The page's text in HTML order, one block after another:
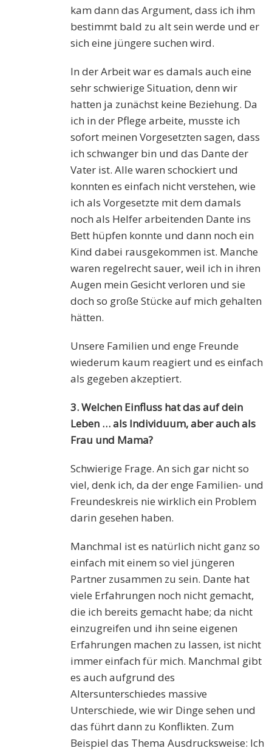
kam dann das Argument, dass ich ihm
bestimmt bald zu alt sein werde und er
sich eine jüngere suchen wird.
In der Arbeit war es damals auch eine
sehr schwierige Situation, denn wir
hatten ja zunächst keine Beziehung. Da
ich in der Pflege arbeite, musste ich
sofort meinen Vorgesetzten sagen, dass
ich schwanger bin und das Dante der
Vater ist. Alle waren schockiert und
konnten es einfach nicht verstehen, wie
ich als Vorgesetzte mit dem damals
noch als Helfer arbeitenden Dante ins
Bett hüpfen konnte und dann noch ein
Kind dabei rausgekommen ist. Manche
waren regelrecht sauer, weil ich in ihren
Augen mein Gesicht verloren und sie
doch so große Stücke auf mich gehalten
hätten.
Unsere Familien und enge Freunde
wiederum kaum reagiert und es einfach
als gegeben akzeptiert.
3. Welchen Einfluss hat das auf dein
Leben … als Individuum, aber auch als
Frau und Mama?
Schwierige Frage. An sich gar nicht so
viel, denk ich, da der enge Familien- und
Freundeskreis nie wirklich ein Problem
darin gesehen haben.
Manchmal ist es natürlich nicht ganz so
einfach mit einem so viel jüngeren
Partner zusammen zu sein. Dante hat
viele Erfahrungen noch nicht gemacht,
die ich bereits gemacht habe; da nicht
einzugreifen und ihn seine eigenen
Erfahrungen machen zu lassen, ist nicht
immer einfach für mich. Manchmal gibt
es auch aufgrund des
Altersunterschiedes massive
Unterschiede, wie wir Dinge sehen und
das führt dann zu Konflikten. Zum
Beispiel das Thema Ausdrucksweise: Ich